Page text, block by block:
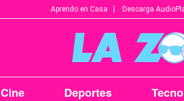
Aprendo en Casa Descarga
Cine Deportes